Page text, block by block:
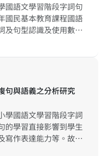
國語文學習階段字詞句
國民基本教育課程國語
及句型認識及使用數
明確的漢字、詞語、
句與語義之分析研究
學國語文學習階段字詞
的學習直接影響到學生
寫作表達能力等。故在
僅是國語文核心素養